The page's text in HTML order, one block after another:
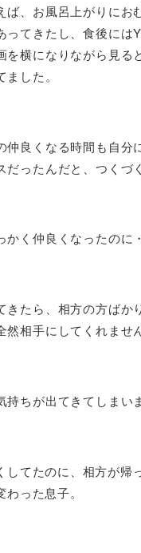
ば、お風呂上がりにお
ってきたし、食後には
を横になりながら見る
した。
仲良くなる時間も自分
だったんだと、つくづ
かく仲良くなったのに
きたら、相方の方ばか
然相手にしてくれません
持ちが出てきてしまい
してたのに、相方が帰
った息子。